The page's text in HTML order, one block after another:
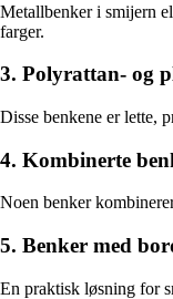
Metallbenker i smijern
farger.
3. Polyrattan- og
Disse benkene er lette,
4. Kombinerte
Noen benker
5. Benker med
En praktisk løsning for